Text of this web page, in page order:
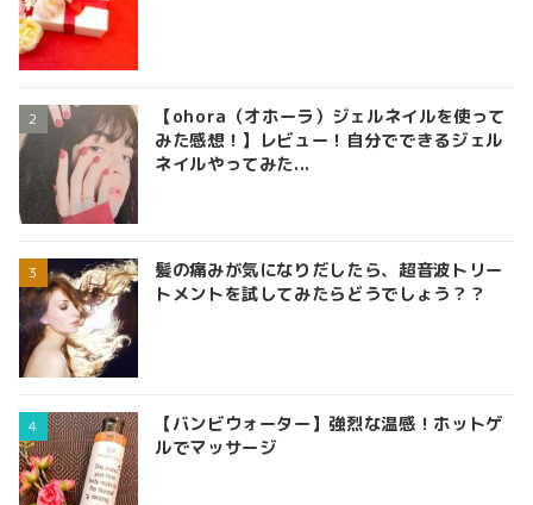
【ohora（オホーラ）ジェルネイルを使って
みた感想！】レビュー！自分でできるジェル
ネイルやってみた...
髪の痛みが気になりだしたら、超音波トリー
トメントを試してみたらどうでしょう？？
【バンビウォーター】強烈な温感！ホットゲ
ルでマッサージ